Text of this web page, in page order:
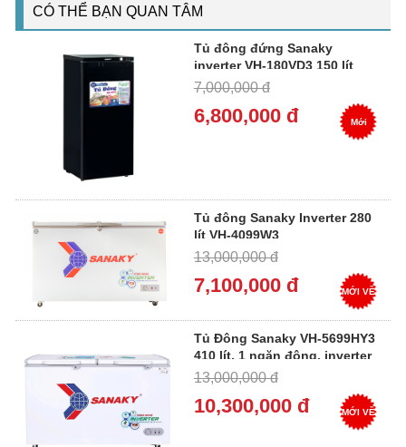
CÓ THỂ BẠN QUAN TÂM
Tủ đông đứng Sanaky
inverter VH-180VD3 150 lít
7,000,000 đ
6,800,000 đ Mới
Tủ đông Sanaky Inverter 280
lít VH-4099W3
13,000,000 đ
7,100,000 đ MỚI VỀ
Tủ Đông Sanaky VH-5699HY3
410 lít, 1 ngăn đông, inverter
13,000,000 đ
10,300,000 đ MỚI VỀ